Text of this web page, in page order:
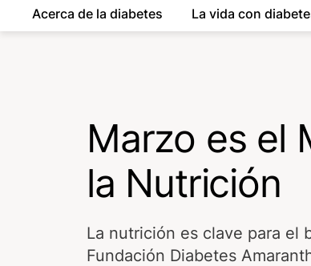
Acerca de la diabetes La vida con
Marzo es el
la Nutrición
La nutrición es clave para el
Fundación Diabetes